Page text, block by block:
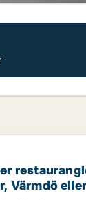
Värmdö